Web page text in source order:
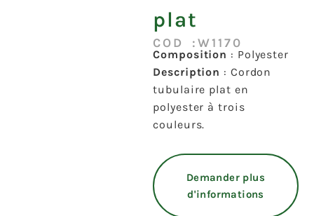
plat
COD :W1170
Composition : Polyester
Description : Cordon
tubulaire plat en
polyester à trois
couleurs.
Demander plus
d'informations